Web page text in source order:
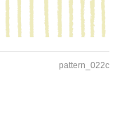
pattern_022c